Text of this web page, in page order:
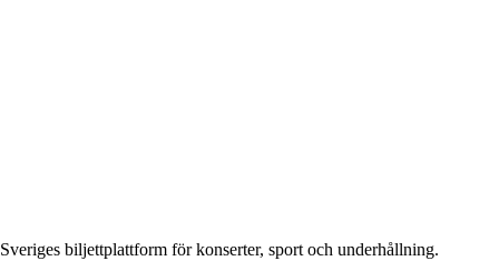
Sveriges biljettplattform för konserter, sport och underhållning.